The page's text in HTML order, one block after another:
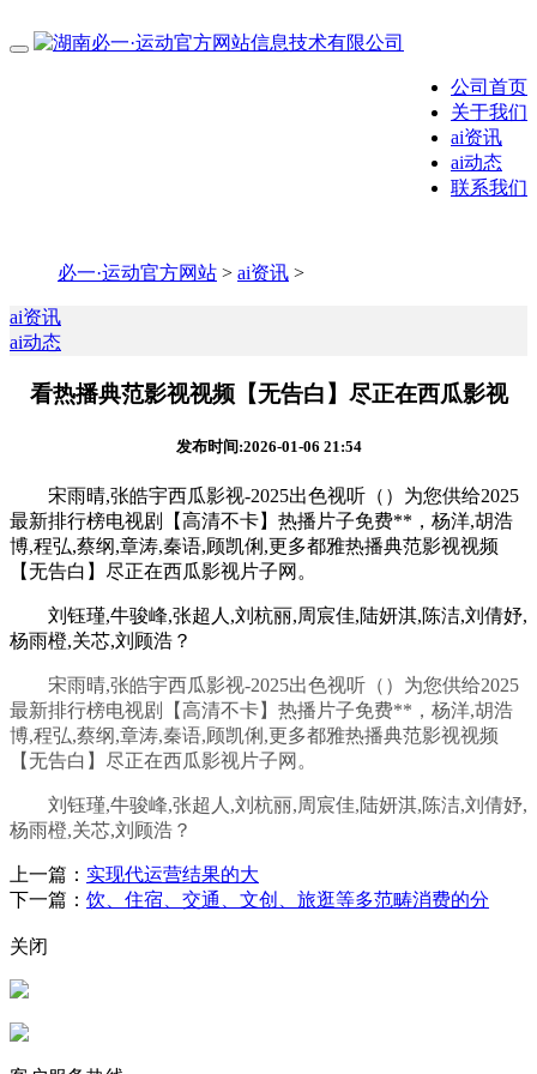
公司首页
关于我们
ai资讯
ai动态
联系我们
必一·运动官方网站 > ai资讯 >
ai资讯
ai动态
看热播典范影视视频【无告白】尽正在西瓜影视
发布时间:2026-01-06 21:54
宋雨晴,张皓宇西瓜影视-2025出色视听（）为您供给2025
最新排行榜电视剧【高清不卡】热播片子免费**，杨洋,胡浩
博,程弘,蔡纲,章涛,秦语,顾凯俐,更多都雅热播典范影视视频
【无告白】尽正在西瓜影视片子网。
刘钰瑾,牛骏峰,张超人,刘杭丽,周宸佳,陆妍淇,陈洁,刘倩妤,
杨雨橙,关芯,刘顾浩？
宋雨晴,张皓宇西瓜影视-2025出色视听（）为您供给2025
最新排行榜电视剧【高清不卡】热播片子免费**，杨洋,胡浩
博,程弘,蔡纲,章涛,秦语,顾凯俐,更多都雅热播典范影视视频
【无告白】尽正在西瓜影视片子网。
刘钰瑾,牛骏峰,张超人,刘杭丽,周宸佳,陆妍淇,陈洁,刘倩妤,
杨雨橙,关芯,刘顾浩？
上一篇： 实现代运营结果的大
下一篇： 饮、住宿、交通、文创、旅逛等多范畴消费的分
关闭